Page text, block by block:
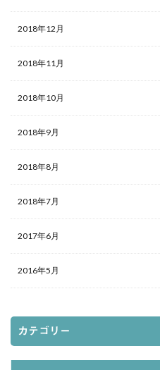
2018年12月
2018年11月
2018年10月
2018年9月
2018年8月
2018年7月
2017年6月
2016年5月
カテゴリー